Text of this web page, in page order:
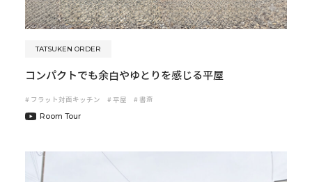
TATSUKEN ORDER
コンパクトでも余白やゆとりを感じる平屋
# フラット対面キッチン # 平屋 # 書斎
Room Tour